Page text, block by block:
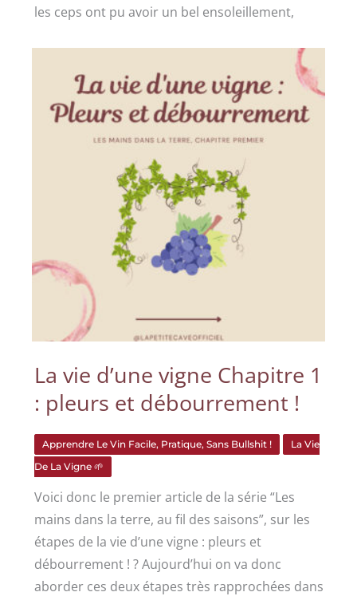
les ceps ont pu avoir un bel ensoleillement,
La vie d’une vigne Chapitre 1
: pleurs et débourrement !
Apprendre Le Vin Facile, Pratique, Sans Bullshit !
La Vie
De La Vigne 🌱
Voici donc le premier article de la série “Les
mains dans la terre, au fil des saisons”, sur les
étapes de la vie d’une vigne : pleurs et
débourrement ! ? Aujourd’hui on va donc
aborder ces deux étapes très rapprochées dans